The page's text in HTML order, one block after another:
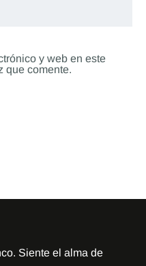
y web en este
que comente.
Siente el alma de